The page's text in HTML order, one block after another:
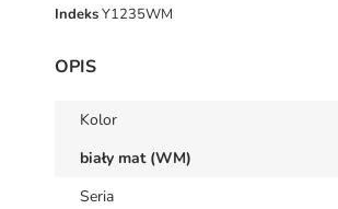
IndeksY1235WM
OPIS
Kolor
biały mat (WM)
Seria